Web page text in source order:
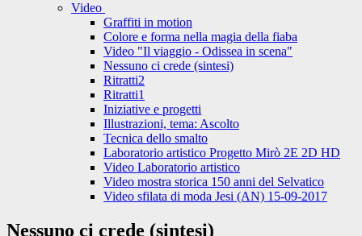
Video
Graffiti in motion
Colore e forma nella magia della fiaba
Video "Il viaggio - Odissea in scena"
Nessuno ci crede (sintesi)
Ritratti2
Ritratti1
Iniziative e progetti
Illustrazioni, tema: Ascolto
Tecnica dello smalto
Laboratorio artistico Progetto Mirò 2E 2D HD
Video Laboratorio artistico
Video mostra storica 150 anni del Selvatico
Video sfilata di moda Jesi (AN) 15-09-2017
Nessuno ci crede (sintesi)